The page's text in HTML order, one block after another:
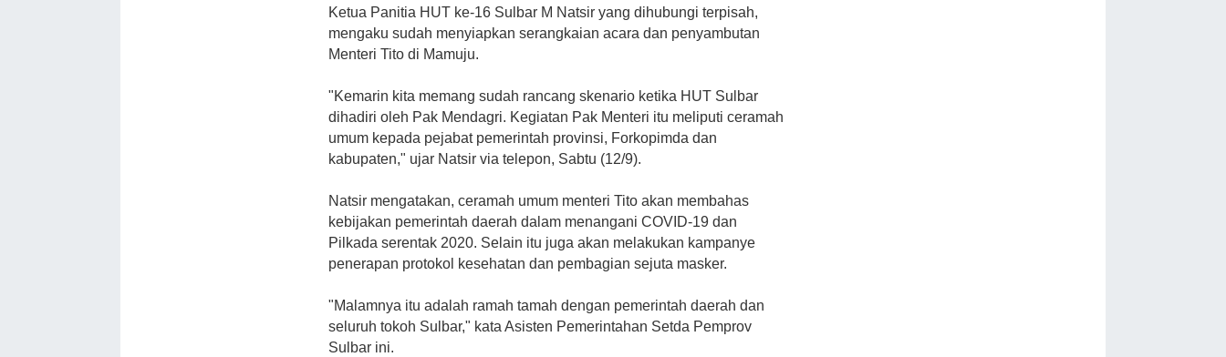
Ketua Panitia HUT ke-16 Sulbar M Natsir yang dihubungi terpisah,
mengaku sudah menyiapkan serangkaian acara dan penyambutan
Menteri Tito di Mamuju.
"Kemarin kita memang sudah rancang skenario ketika HUT Sulbar
dihadiri oleh Pak Mendagri. Kegiatan Pak Menteri itu meliputi ceramah
umum kepada pejabat pemerintah provinsi, Forkopimda dan
kabupaten," ujar Natsir via telepon, Sabtu (12/9).
Natsir mengatakan, ceramah umum menteri Tito akan membahas
kebijakan pemerintah daerah dalam menangani COVID-19 dan
Pilkada serentak 2020. Selain itu juga akan melakukan kampanye
penerapan protokol kesehatan dan pembagian sejuta masker.
"Malamnya itu adalah ramah tamah dengan pemerintah daerah dan
seluruh tokoh Sulbar," kata Asisten Pemerintahan Setda Pemprov
Sulbar ini.